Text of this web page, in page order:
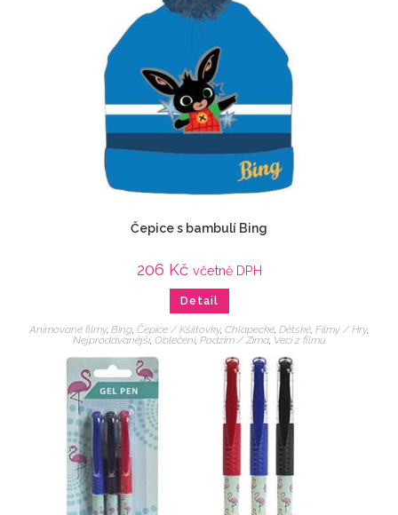
Čepice s bambulí Bing
206 Kč včetně DPH
Detail
Animované filmy, Bing Čepice / Kšiltovky, Chlapecké Dětské Filmy / Hry,
Nejprodávanější, Oblečení, Podzim / Zima, Veci z filmu